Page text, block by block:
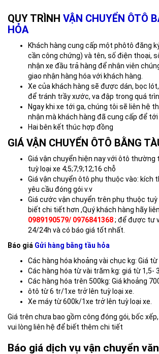
QUY TRÌNH VẬN CHUYỂN ÔTÔ
HỎA
Khách hàng cung cấp một phôtô đăng
cần công chứng) và tên, số điện thoại,
nhận xe đầu trả hàng để nhân viên
giao nhận hàng hóa với khách hàng.
Xe của khách hàng sẽ được dán, bọc
để tránh trầy xước, va đập trong quá
Ngay khi xe tới ga, chúng tôi sẽ liên hệ
nhận mà khách hàng đã cung cấp để tới
Hai bên kết thúc hợp đồng
GIÁ VẬN CHUYỂN ÔTÔ BẰNG
Giá vận chuyển hiện nay với ôtô
tuỳ loại xe 4;5;7;9;12;16 chỗ
Giá vận chuyển ôtô phụ thuộc vào: kích
yêu cầu đóng gói v.v
Giá cước vận chuyển trên phụ thuộc
biết chi tiết hơn ,Quý khách hàng hãy
0989190579/ 0976841368; để được tư
24/24h và có báo giá tốt nhất.
Báo giá Gửi hàng bằng tầu hỏa
Các hàng hóa khoảng vài chục kg: Giá
Các hàng hóa từ vài trăm kg: giá từ 1,5-
Các hàng hóa trên 500kg: Giá khoảng
ôtô từ 6 tr/1xe trở lên tuỳ loại xe.
Xe máy từ 600k/1xe trở lên tuỳ loại xe.
Giá trên chưa bao gồm công đóng gói, bốc xếp,
vui lòng liên hệ để biết thêm chi tiết
Báo giá dịch vụ vận chuyển